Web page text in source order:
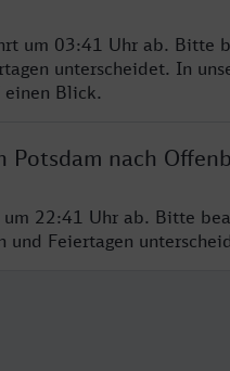
um 03:41 Uhr ab. Bitte
unterscheidet. In
Blick.
nach
22:41 Uhr ab. Bitte
und Feiertagen